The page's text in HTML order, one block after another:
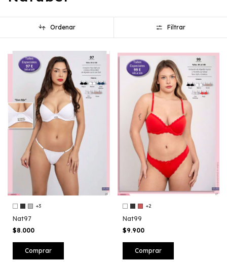
Ordenar Filtrar
+3
Nat97
$8.000
Comprar
+2
Nat99
$9.900
Comprar